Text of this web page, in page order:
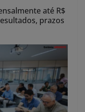
até R$
prazos